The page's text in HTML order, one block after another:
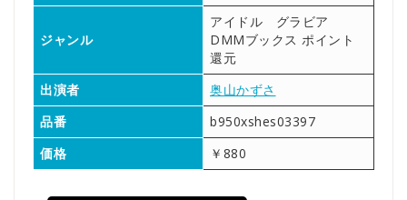
ジャンル
アイドル グラビア
DMMブックス ポイント
還元
出演者
奥山かずさ
品番
b950xshes03397
価格
￥880